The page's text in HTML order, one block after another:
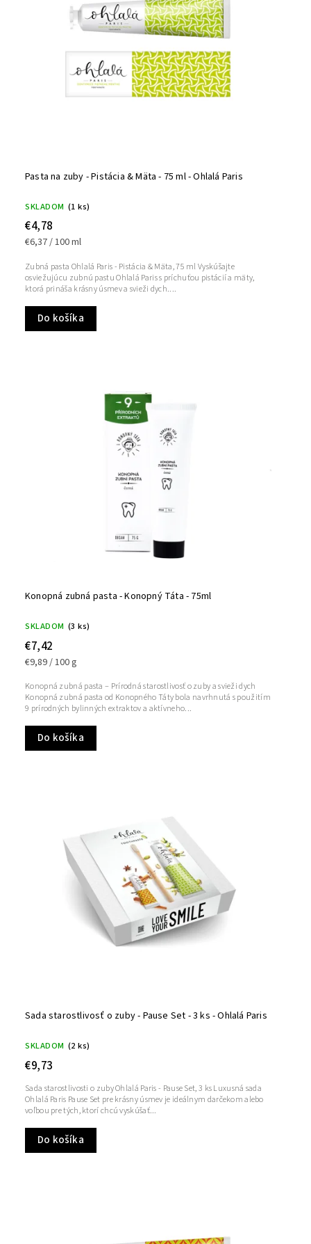
Pasta na zuby - Pistácia & Mäta - 75 ml - Ohlalá Paris
SKLADOM (1 ks)
€4,78
€6,37 / 100 ml
Do košíka
Zubná pasta Ohlalá Paris - Pistácia & Mäta, 75 ml Vyskúšajte
osviežujúcu zubnú pastu Ohlalá Paris s príchuťou pistácií a mäty,
ktorá prináša krásny úsmev a svieži dych....
Konopná zubná pasta - Konopný Táta - 75ml
SKLADOM (3 ks)
€7,42
€9,89 / 100 g
Do košíka
Konopná zubná pasta – Prírodná starostlivosť o zuby a svieži dych
Konopná zubná pasta od Konopného Táty bola navrhnutá s použitím
9 prírodných bylinných extraktov a aktívneho...
Sada starostlivosť o zuby - Pause Set - 3 ks - Ohlalá Paris
SKLADOM (2 ks)
€9,73
Do košíka
Sada starostlivosti o zuby Ohlalá Paris - Pause Set, 3 ks Luxusná sada
Ohlalá Paris Pause Set pre krásny úsmev je ideálnym darčekom alebo
voľbou pre tých, ktorí chcú vyskúšať...